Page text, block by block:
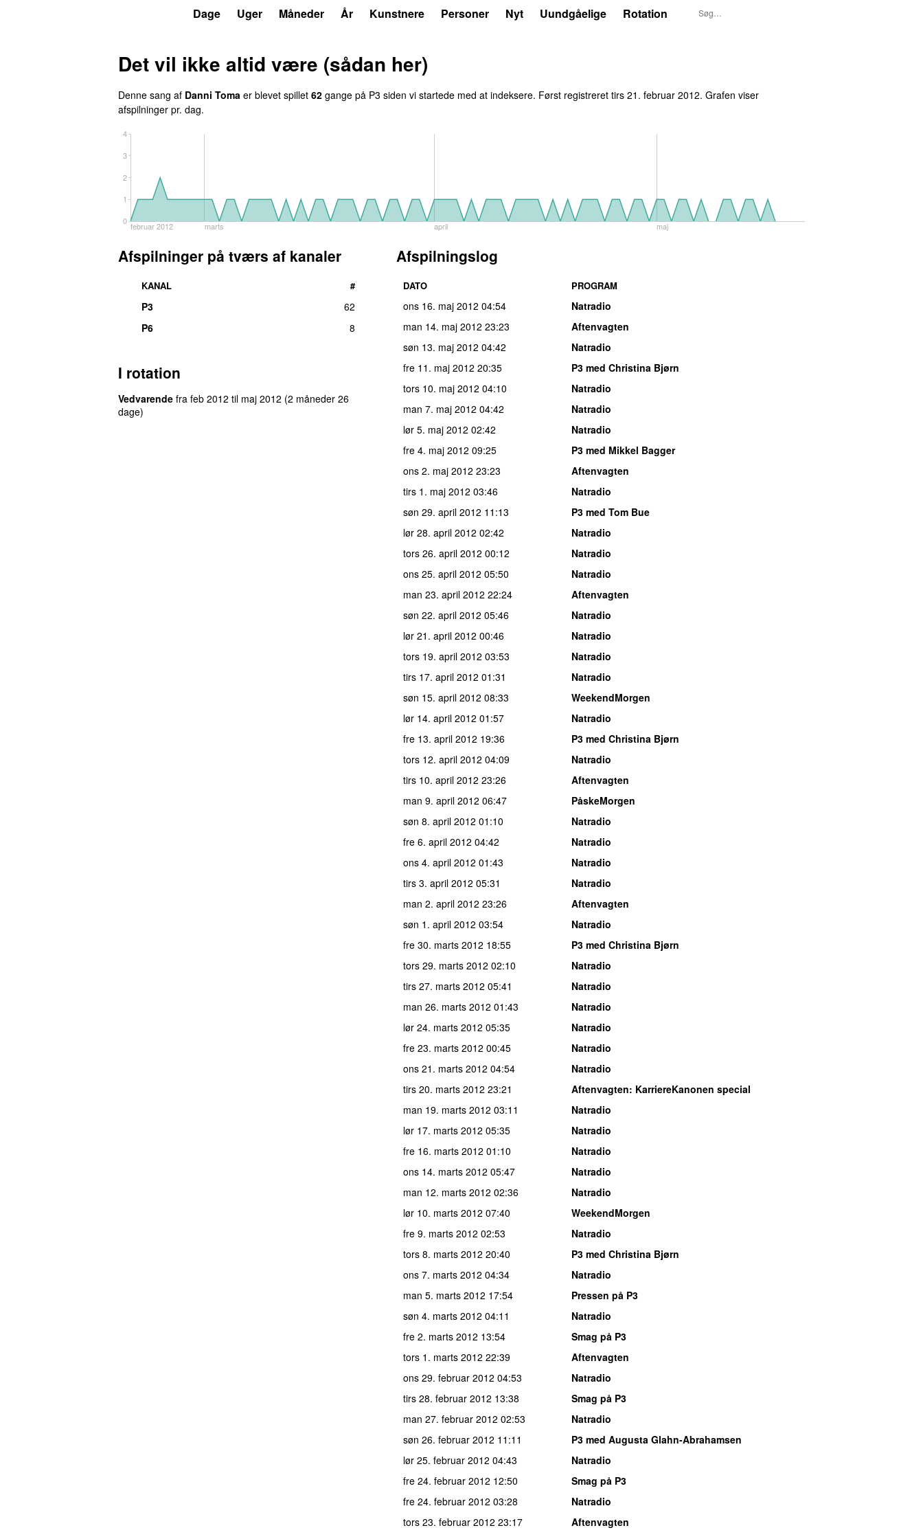
Dage Uger Måneder År Kunstnere Personer Nyt Uundgåelige Rotation
Det vil ikke altid være (sådan her)
Denne sang af Danni Toma er blevet spillet 62 gange på P3 siden vi startede med at indeksere. Først registreret tirs 21. februar 2012. Grafen viser
afspilninger pr. dag.
februar 2012 marts april maj
0
1
2
3
4
Afspilninger på tværs af kanaler
KANAL #
P3
62
P6
8
I rotation
Vedvarende fra feb 2012 til maj 2012 (2 måneder 26
dage)
Afspilningslog
DATO PROGRAM
ons 16. maj 2012 04:54
Natradio
man 14. maj 2012 23:23
Aftenvagten
søn 13. maj 2012 04:42
Natradio
fre 11. maj 2012 20:35
P3 med Christina Bjørn
tors 10. maj 2012 04:10
Natradio
man 7. maj 2012 04:42
Natradio
lør 5. maj 2012 02:42
Natradio
fre 4. maj 2012 09:25
P3 med Mikkel Bagger
ons 2. maj 2012 23:23
Aftenvagten
tirs 1. maj 2012 03:46
Natradio
søn 29. april 2012 11:13
P3 med Tom Bue
lør 28. april 2012 02:42
Natradio
tors 26. april 2012 00:12
Natradio
ons 25. april 2012 05:50
Natradio
man 23. april 2012 22:24
Aftenvagten
søn 22. april 2012 05:46
Natradio
lør 21. april 2012 00:46
Natradio
tors 19. april 2012 03:53
Natradio
tirs 17. april 2012 01:31
Natradio
søn 15. april 2012 08:33
WeekendMorgen
lør 14. april 2012 01:57
Natradio
fre 13. april 2012 19:36
P3 med Christina Bjørn
tors 12. april 2012 04:09
Natradio
tirs 10. april 2012 23:26
Aftenvagten
man 9. april 2012 06:47
PåskeMorgen
søn 8. april 2012 01:10
Natradio
fre 6. april 2012 04:42
Natradio
ons 4. april 2012 01:43
Natradio
tirs 3. april 2012 05:31
Natradio
man 2. april 2012 23:26
Aftenvagten
søn 1. april 2012 03:54
Natradio
fre 30. marts 2012 18:55
P3 med Christina Bjørn
tors 29. marts 2012 02:10
Natradio
tirs 27. marts 2012 05:41
Natradio
man 26. marts 2012 01:43
Natradio
lør 24. marts 2012 05:35
Natradio
fre 23. marts 2012 00:45
Natradio
ons 21. marts 2012 04:54
Natradio
tirs 20. marts 2012 23:21 Aftenvagten: KarriereKanonen special
man 19. marts 2012 03:11
Natradio
lør 17. marts 2012 05:35
Natradio
fre 16. marts 2012 01:10
Natradio
ons 14. marts 2012 05:47
Natradio
man 12. marts 2012 02:36
Natradio
lør 10. marts 2012 07:40
WeekendMorgen
fre 9. marts 2012 02:53
Natradio
tors 8. marts 2012 20:40
P3 med Christina Bjørn
ons 7. marts 2012 04:34
Natradio
man 5. marts 2012 17:54
Pressen på P3
søn 4. marts 2012 04:11
Natradio
fre 2. marts 2012 13:54
Smag på P3
tors 1. marts 2012 22:39
Aftenvagten
ons 29. februar 2012 04:53
Natradio
tirs 28. februar 2012 13:38
Smag på P3
man 27. februar 2012 02:53
Natradio
søn 26. februar 2012 11:11
P3 med Augusta Glahn-Abrahamsen
lør 25. februar 2012 04:43
Natradio
fre 24. februar 2012 12:50
Smag på P3
fre 24. februar 2012 03:28
Natradio
tors 23. februar 2012 23:17
Aftenvagten